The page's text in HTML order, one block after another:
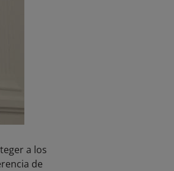
a los
de